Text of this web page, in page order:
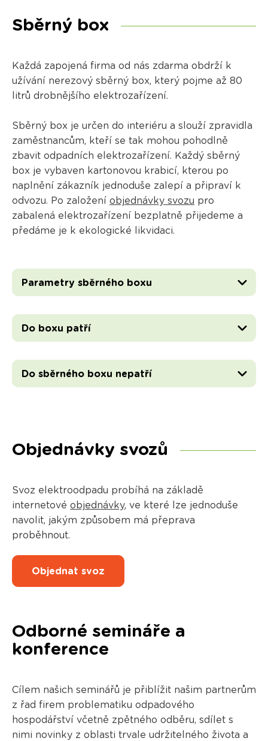
Sběrný box
Každá zapojená firma od nás zdarma obdrží k
užívání nerezový sběrný box, který pojme až 80
litrů drobnějšího elektrozařízení.
Sběrný box je určen do interiéru a slouží zpravidla
zaměstnancům, kteří se tak mohou pohodlně
zbavit odpadních elektrozařízení. Každý sběrný
box je vybaven kartonovou krabicí, kterou po
naplnění zákazník jednoduše zalepí a připraví k
odvozu. Po založení objednávky svozu pro
zabalená elektrozařízení bezplatně přijedeme a
předáme je k ekologické likvidaci.
Parametry sběrného boxu
Do boxu patří
Do sběrného boxu nepatří
Objednávky svozů
Svoz elektroodpadu probíhá na základě
internetové objednávky, ve které lze jednoduše
navolit, jakým způsobem má přeprava
proběhnout.
Objednat svoz
Odborné semináře a
konference
Cílem našich seminářů je přiblížit našim partnerům
z řad firem problematiku odpadového
hospodářství včetně zpětného odběru, sdílet s
nimi novinky z oblasti trvale udržitelného života a